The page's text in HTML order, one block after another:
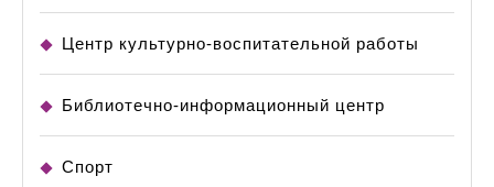
Центр культурно-воспитательной работы
Библиотечно-информационный центр
Спорт